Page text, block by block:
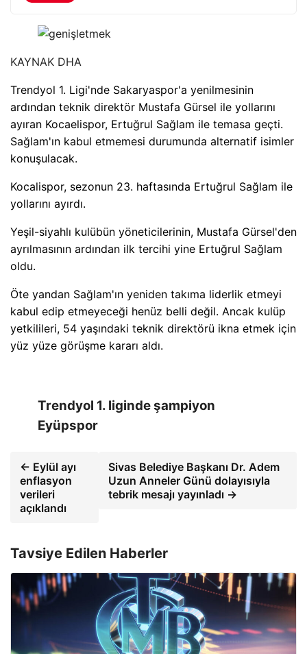
KAYNAK DHA
Trendyol 1. Ligi'nde Sakaryaspor'a yenilmesinin
ardından teknik direktör Mustafa Gürsel ile yollarını
ayıran Kocaelispor, Ertuğrul Sağlam ile temasa geçti.
Sağlam'ın kabul etmemesi durumunda alternatif isimler
konuşulacak.
Kocalispor, sezonun 23. haftasında Ertuğrul Sağlam ile
yollarını ayırdı.
Yeşil-siyahlı kulübün yöneticilerinin, Mustafa Gürsel'den
ayrılmasının ardından ilk tercihi yine Ertuğrul Sağlam
oldu.
Öte yandan Sağlam'ın yeniden takıma liderlik etmeyi
kabul edip etmeyeceği henüz belli değil. Ancak kulüp
yetkilileri, 54 yaşındaki teknik direktörü ikna etmek için
yüz yüze görüşme kararı aldı.
Trendyol 1. liginde şampiyon
Eyüpspor
← Eylül ayı
enflasyon
verileri
açıklandı
Sivas Belediye Başkanı Dr. Adem
Uzun Anneler Günü dolayısıyla
tebrik mesajı yayınladı →
Tavsiye Edilen Haberler